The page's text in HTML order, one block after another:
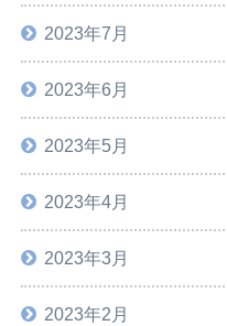
2023年7月
2023年6月
2023年5月
2023年4月
2023年3月
2023年2月